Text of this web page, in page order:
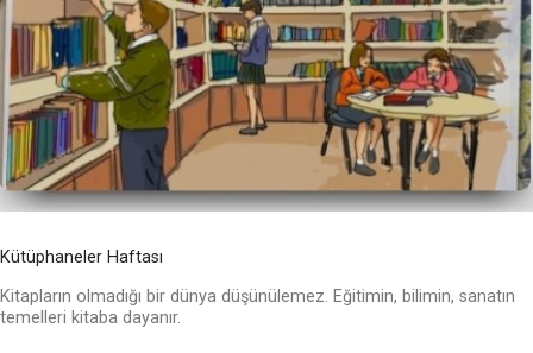
Kütüphaneler Haftası
Kitapların olmadığı bir dünya düşünülemez. Eğitimin, bilimin, sanatın
temelleri kitaba dayanır.